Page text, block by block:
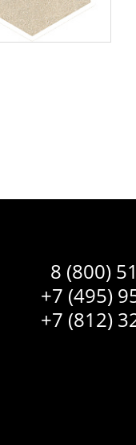
8 (800)
+7 (495)
+7 (812)